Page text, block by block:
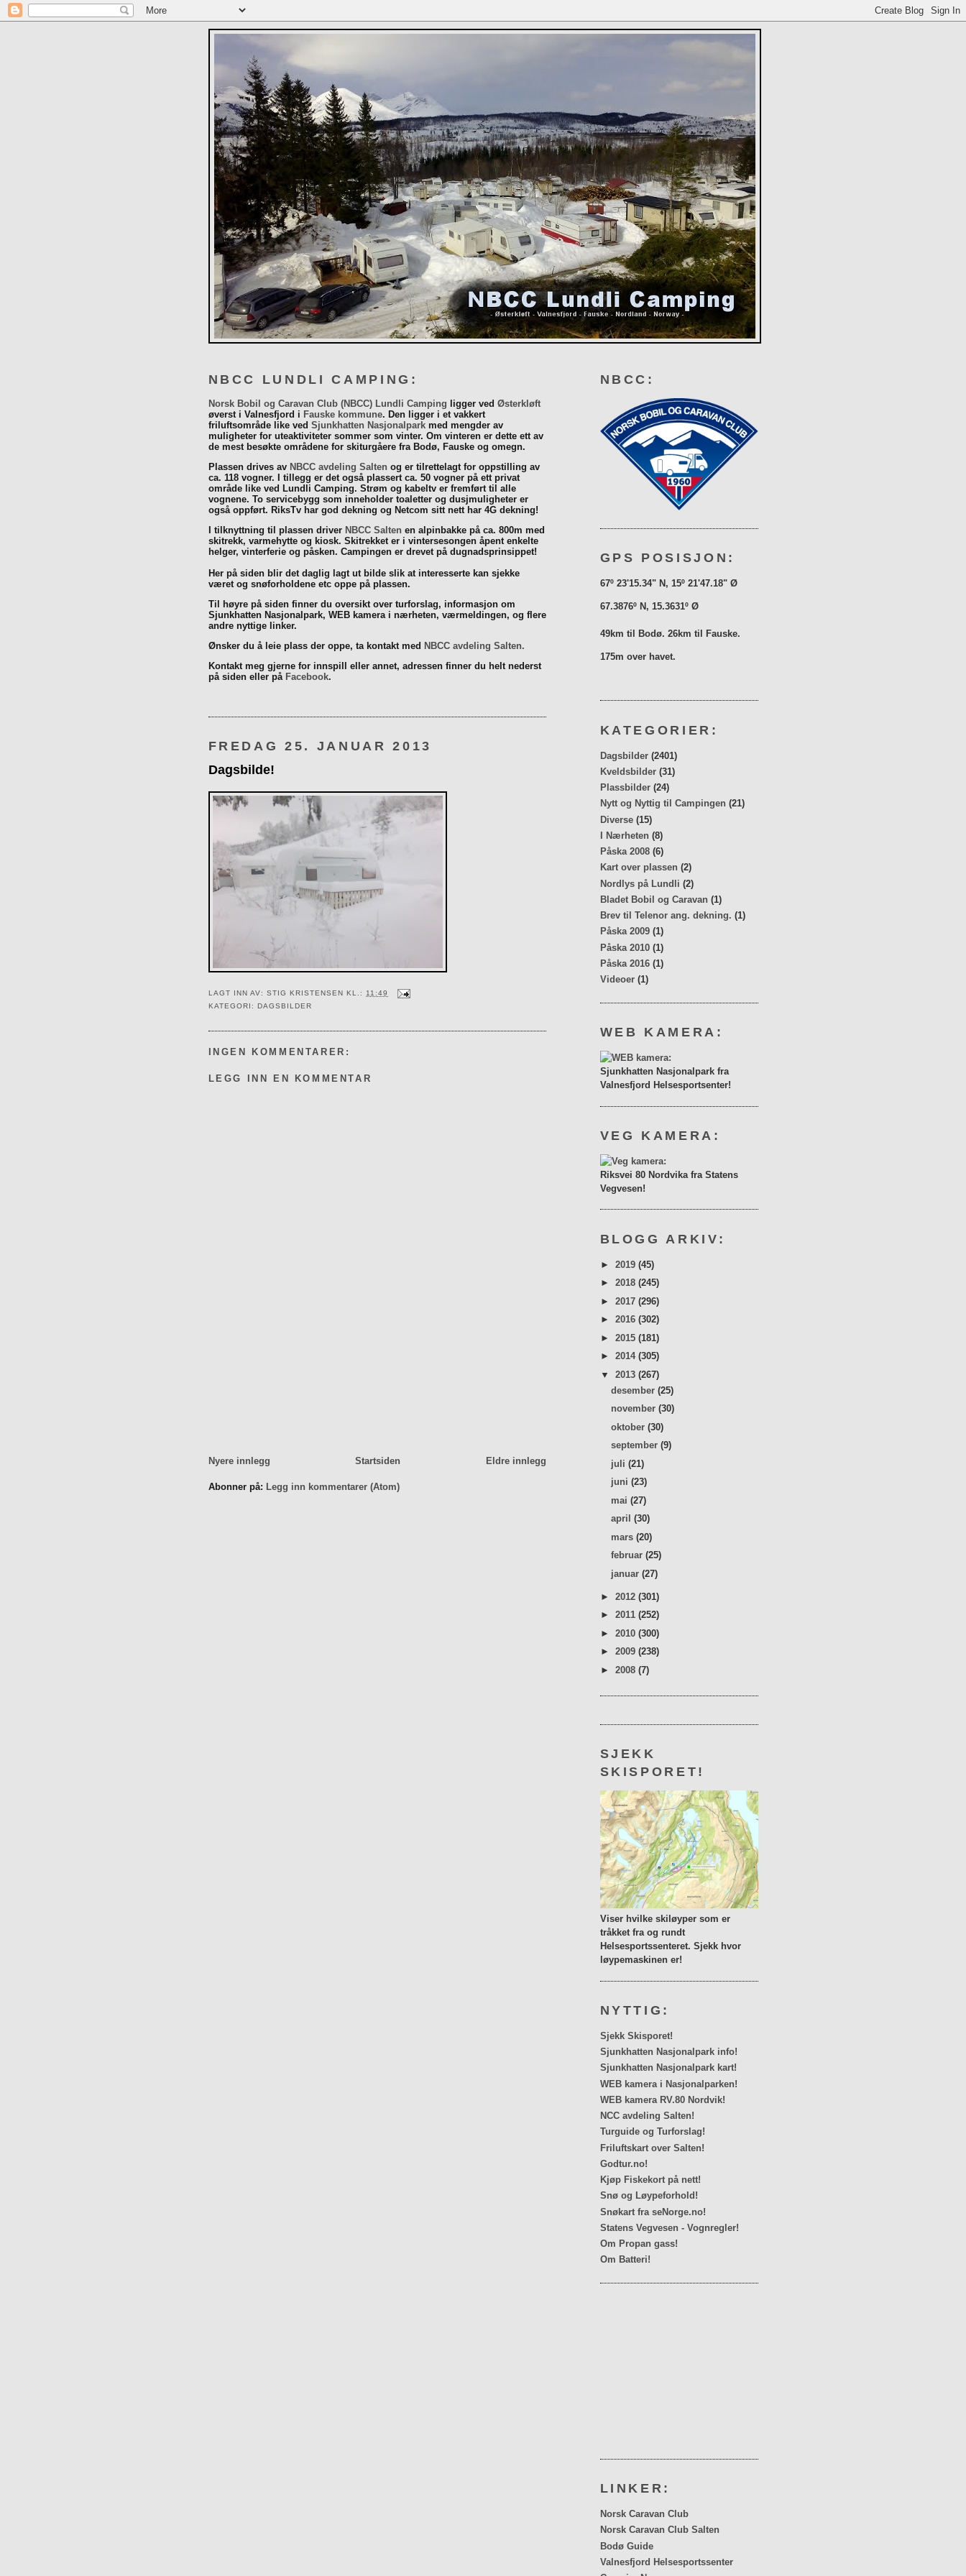
NBCC LUNDLI CAMPING:
Norsk Bobil og Caravan Club (NBCC) Lundli Camping ligger ved Østerkløft
øverst i Valnesfjord i Fauske kommune. Den ligger i et vakkert
friluftsområde like ved Sjunkhatten Nasjonalparkmed mengder av
muligheter for uteaktiviteter sommer som vinter. Om vinteren er dette ett av
de mest besøkte områdene for skiturgåere fra Bodø, Fauske og omegn.
Plassen drives av NBCC avdeling Salten og er tilrettelagt for oppstilling av
ca. 118 vogner. I tillegg er det også plassert ca. 50 vogner på ett privat
område like ved Lundli Camping. Strøm og kabeltv er fremført til alle
vognene. To servicebygg som inneholder toaletter og dusjmuligheter er
også oppført. RiksTv har god dekning og Netcom sitt nett har 4G dekning!
I tilknyttning til plassen driver NBCC Salten en alpinbakke på ca. 800m med
skitrekk, varmehytte og kiosk. Skitrekket er i vintersesongen åpent enkelte
helger, vinterferie og påsken. Campingen er drevet på dugnadsprinsippet!
Her på siden blir det daglig lagt ut bilde slik at interesserte kan sjekke
været og snøforholdene etc oppe på plassen.
Til høyre på siden finner du oversikt over turforslag, informasjon om
Sjunkhatten Nasjonalpark, WEB kamera i nærheten, værmeldingen, og flere
andre nyttige linker.
Ønsker du å leie plass der oppe, ta kontakt med NBCC avdeling Salten.
Kontakt meg gjerne for innspill eller annet, adressen finner du helt nederst
på siden eller på Facebook.
FREDAG 25. JANUAR 2013
Dagsbilde!
LAGT INN AV: STIG KRISTENSEN KL.: 11:49
KATEGORI:
DAGSBILDER
INGEN KOMMENTARER:
LEGG INN EN KOMMENTAR
Nyere innlegg Eldre innlegg
Startsiden
Abonner på: Legg inn kommentarer (Atom)
NBCC:
GPS POSISJON:
67º 23'15.34" N, 15º 21'47.18" Ø
67.3876º N, 15.3631º Ø
49km til Bodø. 26km til Fauske.
175m over havet.
KATEGORIER:
Dagsbilder (2401)
Kveldsbilder (31)
Plassbilder (24)
Nytt og Nyttig til Campingen (21)
Diverse (15)
I Nærheten (8)
Påska 2008 (6)
Kart over plassen (2)
Nordlys på Lundli (2)
Bladet Bobil og Caravan (1)
Brev til Telenor ang. dekning. (1)
Påska 2009 (1)
Påska 2010 (1)
Påska 2016 (1)
Videoer (1)
WEB KAMERA:
Sjunkhatten Nasjonalpark fra
Valnesfjord Helsesportsenter!
VEG KAMERA:
Riksvei 80 Nordvika fra Statens
Vegvesen!
BLOGG ARKIV:
► 2019 (45)
► 2018 (245)
► 2017 (296)
► 2016 (302)
► 2015 (181)
► 2014 (305)
▼ 2013 (267)
desember(25)
november(30)
oktober(30)
september(9)
juli(21)
juni(23)
mai(27)
april(30)
mars(20)
februar(25)
januar(27)
► 2012 (301)
► 2011 (252)
► 2010 (300)
► 2009 (238)
► 2008 (7)
SJEKK
SKISPORET!
Viser hvilke skiløyper som er
tråkket fra og rundt
Helsesportssenteret. Sjekk hvor
løypemaskinen er!
NYTTIG:
Sjekk Skisporet!
Sjunkhatten Nasjonalpark info!
Sjunkhatten Nasjonalpark kart!
WEB kamera i Nasjonalparken!
WEB kamera RV.80 Nordvik!
NCC avdeling Salten!
Turguide og Turforslag!
Friluftskart over Salten!
Godtur.no!
Kjøp Fiskekort på nett!
Snø og Løypeforhold!
Snøkart fra seNorge.no!
Statens Vegvesen - Vognregler!
Om Propan gass!
Om Batteri!
LINKER:
Norsk Caravan Club
Norsk Caravan Club Salten
Bodø Guide
Valnesfjord Helsesportssenter